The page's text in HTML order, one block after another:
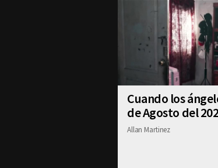
Cuando los
de Agosto del
Allan Martinez